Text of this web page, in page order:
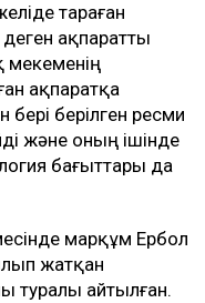
тараған
ақпаратты
ақпаратқа
берілген ресми
және оның ішінде
бағыттары да
марқұм Ербол
жатқан
туралы айтылған.